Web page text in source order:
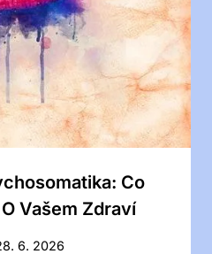
Co
Vašem Zdraví
6. 2026